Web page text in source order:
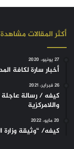
أكثر المقالات مشاهدة
27 يونيو، 2020
أخبار سارة لكافة
26 فبراير، 2021
كيفه / رسالة عاجلة
واللامركزية
20 مايو، 2022
كيفه/ “وثيقة